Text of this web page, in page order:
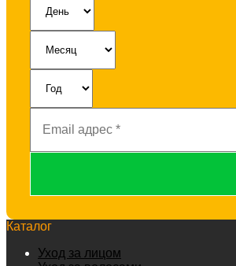
адрес
Каталог
Уход за лицом